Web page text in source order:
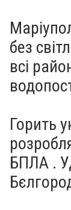
без
всі
Горить
БПЛА .